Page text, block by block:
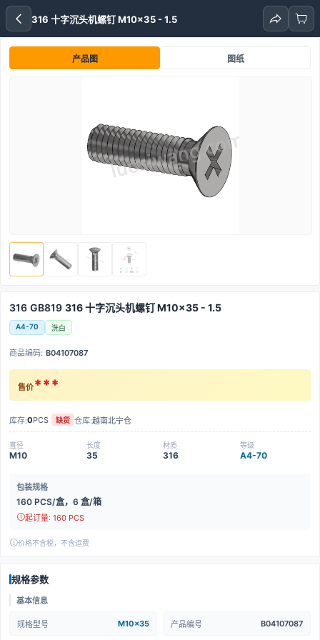
316 十字沉头机螺钉 M10x35 - 1.5
产品图 图纸
316 GB819 316 十字沉头机螺钉 M10x35 - 1.5
A4-70 洗白
商品编码: B04107087
售价***
库存:0PCS 缺货 仓库:越南北宁仓
直径
M10
长度
35
材质
316
等级
A4-70
包装规格
160 PCS/盒，6 盒/箱
起订量: 160 PCS
价格不含税，不含运费
规格参数
基本信息
规格型号 M10x35 产品编号 B04107087